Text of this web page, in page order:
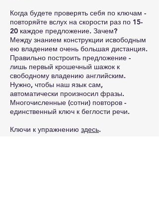
Когда будете проверять себя по ключам -
повторяйте вслух на скорости раз по 15-
20 каждое предложение. Зачем?
Между знанием конструкции исвободным
ею владением очень большая дистанция.
Правильно построить предложение -
лишь первый крошечный шажок к
свободному владению английским.
Нужно, чтобы наш язык сам,
автоматически произносил фразы.
Многочисленные (сотни) повторов -
единственный ключ к беглости речи.
Ключи к упражнению здесь.